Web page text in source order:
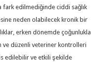
fark edilmediğinde ciddi sağlık
neden olabilecek kronik bir
erken dönemde çoğunlukla
ve düzenli veteriner kontrolleri
edilebilir ve etkili şekilde